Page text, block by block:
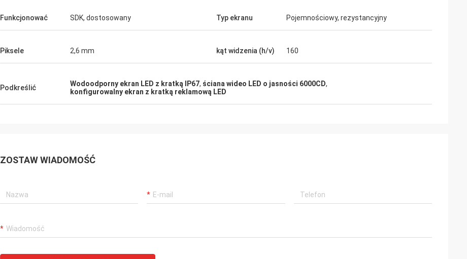
Funkcjonować SDK, dostosowany Typ ekranu Pojemnościowy, rezystancyjny
Piksele 2,6 mm kąt widzenia (h/v) 160
Podkreślić Wodoodporny ekran LED z kratką IP67, ściana wideo LED o jasności 6000CD,
konfigurowalny ekran z kratką reklamową LED
ZOSTAW WIADOMOŚĆ